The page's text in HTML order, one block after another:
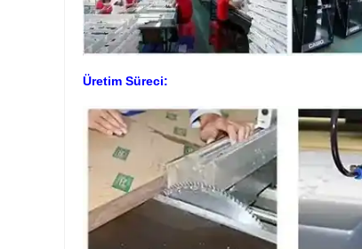
Üretim Süreci: